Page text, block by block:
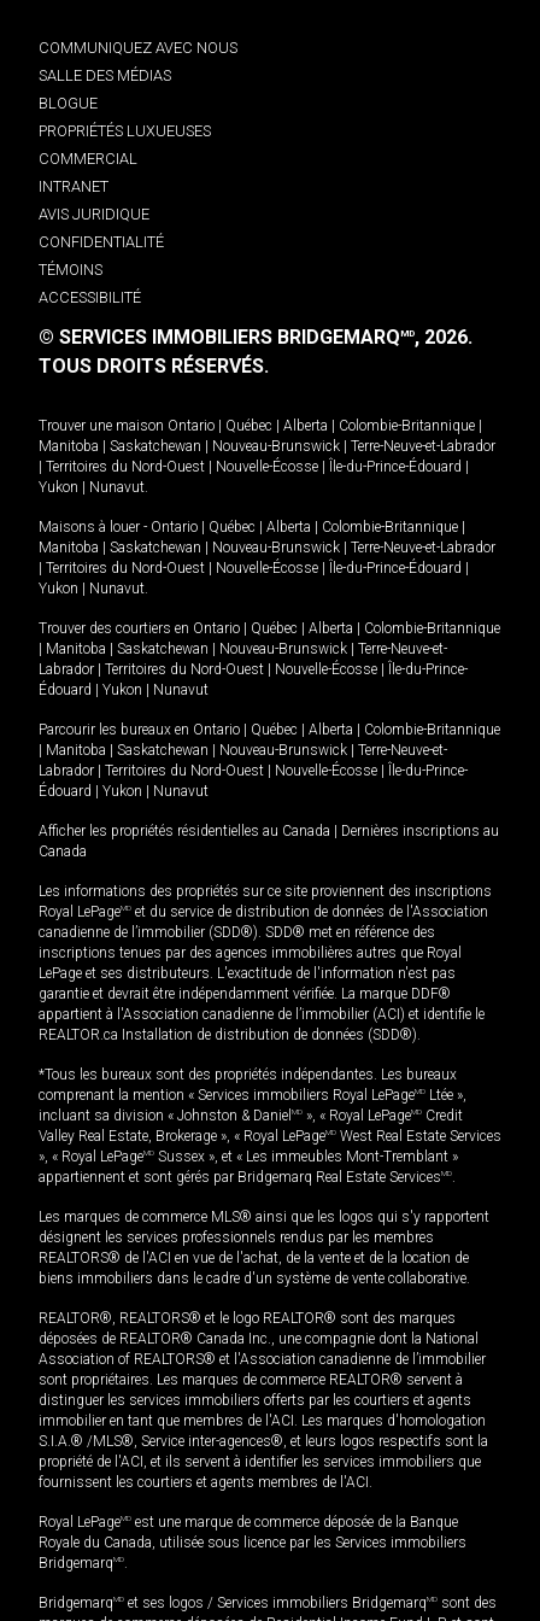
COMMUNIQUEZ AVEC NOUS
SALLE DES MÉDIAS
BLOGUE
PROPRIÉTÉS LUXUEUSES
COMMERCIAL
INTRANET
AVIS JURIDIQUE
CONFIDENTIALITÉ
TÉMOINS
ACCESSIBILITÉ
© SERVICES IMMOBILIERS BRIDGEMARQMD, 2026.
TOUS DROITS RÉSERVÉS.
Trouver une maison Ontario Québec Alberta Colombie-Britannique
Manitoba
Saskatchewan Nouveau-Brunswick
Terre-Neuve-et-Labrador
Territoires du Nord-Ouest Nouvelle-Écosse Île-du-Prince-Édouard
Yukon
Nunavut.
Maisons à louer - Ontario Québec Alberta Colombie-Britannique
Manitoba
Saskatchewan Nouveau-Brunswick
Terre-Neuve-et-Labrador
Territoires du Nord-Ouest Nouvelle-Écosse Île-du-Prince-Édouard
Yukon
Nunavut.
Trouver des courtiers en Ontario Québec Alberta
Colombie-Britannique
Manitoba Saskatchewan Nouveau-Brunswick
Terre-Neuve-et-
Labrador
Territoires du Nord-Ouest Nouvelle-Écosse
Île-du-Prince-
Édouard
Yukon Nunavut
Parcourir les bureaux en Ontario Québec Alberta
Colombie-Britannique
Manitoba Saskatchewan Nouveau-Brunswick
Terre-Neuve-et-
Labrador
Territoires du Nord-Ouest Nouvelle-Écosse
Île-du-Prince-
Édouard
Yukon Nunavut
Afficher les propriétés résidentielles au Canada
Dernières inscriptions au
Canada
Les informations des propriétés sur ce site proviennent des inscriptions
Royal LePageMD et du service de distribution de données de l'Association
canadienne de l’immobilier (SDD®). SDD® met en référence des
inscriptions tenues par des agences immobilières autres que Royal
LePage et ses distributeurs. L'exactitude de l'information n'est pas
garantie et devrait être indépendamment vérifiée. La marque DDF®
appartient à l'Association canadienne de l’immobilier (ACI) et identifie le
REALTOR.ca Installation de distribution de données (SDD®).
*Tous les bureaux sont des propriétés indépendantes. Les bureaux
comprenant la mention « Services immobiliers Royal LePageMD Ltée »,
incluant sa division « Johnston & Daniel MD », « Royal LePageMD Credit
Valley Real Estate, Brokerage », « Royal LePageMD West Real Estate Services
», « Royal LePageMD Sussex », et « Les immeubles Mont-Tremblant »
appartiennent et sont gérés par Bridgemarq Real Estate ServicesMD.
Les marques de commerce MLS® ainsi que les logos qui s'y rapportent
désignent les services professionnels rendus par les membres
REALTORS® de l'ACI en vue de l'achat, de la vente et de la location de
biens immobiliers dans le cadre d'un système de vente collaborative.
REALTOR®, REALTORS® et le logo REALTOR® sont des marques
déposées de REALTOR® Canada Inc., une compagnie dont la National
Association of REALTORS® et l'Association canadienne de l’immobilier
sont propriétaires. Les marques de commerce REALTOR® servent à
distinguer les services immobiliers offerts par les courtiers et agents
immobilier en tant que membres de l'ACI. Les marques d'homologation
S.I.A.® /MLS®, Service inter-agences®, et leurs logos respectifs sont la
propriété de l'ACI, et ils servent à identifier les services immobiliers que
fournissent les courtiers et agents membres de l'ACI.
Royal LePageMD est une marque de commerce déposée de la Banque
Royale du Canada, utilisée sous licence par les Services immobiliers
BridgemarqMD.
BridgemarqMD et ses logos / Services immobiliers BridgemarqMD sont des